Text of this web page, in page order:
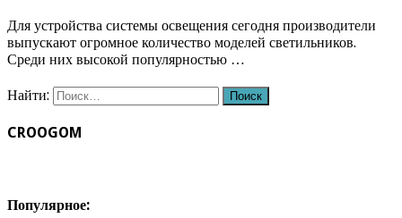
Для устройства системы освещения сегодня производители
выпускают огромное количество моделей светильников.
Среди них высокой популярностью …
Найти:
CROOGOM
Популярное: